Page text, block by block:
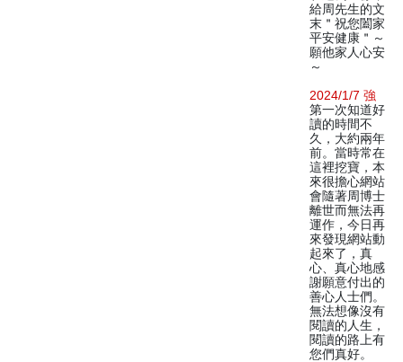
給周先生的文
末＂祝您闔家
平安健康＂～
願他家人心安
～
2024/1/7 強
第一次知道好
讀的時間不
久，大約兩年
前。當時常在
這裡挖寶，本
來很擔心網站
會隨著周博士
離世而無法再
運作，今日再
來發現網站動
起來了，真
心、真心地感
謝願意付出的
善心人士們。
無法想像沒有
閱讀的人生，
閱讀的路上有
您們真好。